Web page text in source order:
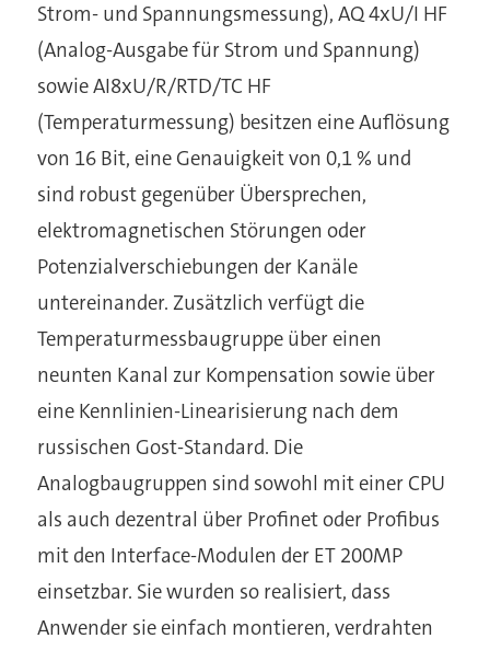
Strom- und Spannungsmessung), AQ 4xU/I HF
(Analog-Ausgabe für Strom und Spannung)
sowie AI8xU/R/RTD/TC HF
(Temperaturmessung) besitzen eine Auflösung
von 16 Bit, eine Genauigkeit von 0,1 % und
sind robust gegenüber Übersprechen,
elektromagnetischen Störungen oder
Potenzialverschiebungen der Kanäle
untereinander. Zusätzlich verfügt die
Temperaturmessbaugruppe über einen
neunten Kanal zur Kompensation sowie über
eine Kennlinien-Linearisierung nach dem
russischen Gost-Standard. Die
Analogbaugruppen sind sowohl mit einer CPU
als auch dezentral über Profinet oder Profibus
mit den Interface-Modulen der ET 200MP
einsetzbar. Sie wurden so realisiert, dass
Anwender sie einfach montieren, verdrahten